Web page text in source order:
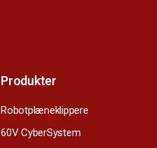
Produkter
Robotplæneklippere
60V CyberSystem